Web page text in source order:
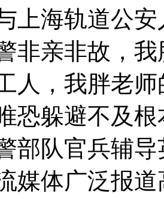
上海轨道公
非亲非故，
人，我胖老
恐躲避不及
部队官兵辅
媒体广泛报